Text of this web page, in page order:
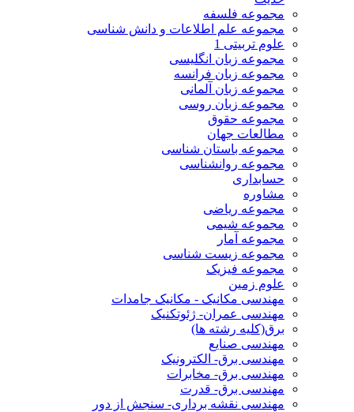
مجموعه فلسفه
مجموعه علم اطلاعات و دانش شناسی
علوم تربیتی 1
مجموعه زبان انگلیسی
مجموعه زبان فرانسه
مجموعه زبان آلمانی
مجموعه زبان روسی
مجموعه حقوق
مطالعات جهان
مجموعه باستان شناسی
مجموعه روانشناسی
حسابداری
مشاوره
مجموعه ریاضی
مجموعه شیمی
مجموعه آمار
مجموعه زیست شناسی
مجموعه فیزیک
علوم زمین
مهندسی مکانیک - مکانیک جامدات
مهندسی عمران- ژئوتکنیک
برق(کلیه رشته ها)
مهندسی صنایع
مهندسی برق- الکترونیک
مهندسی برق- مخابرات
مهندسی برق- قدرت
مهندسی نقشه برداری- سنجش از دور